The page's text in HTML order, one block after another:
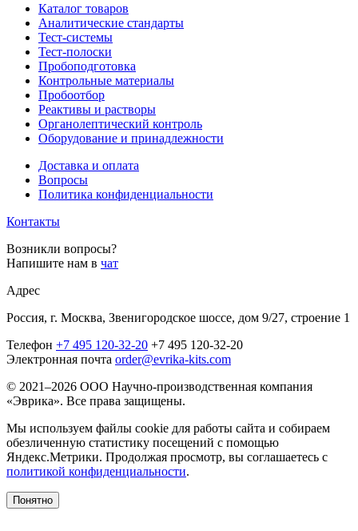
Каталог товаров
Аналитические стандарты
Тест-системы
Тест-полоски
Пробоподготовка
Контрольные материалы
Пробоотбор
Реактивы и растворы
Органолептический контроль
Оборудование и принадлежности
Доставка и оплата
Вопросы
Политика конфиденциальности
Контакты
Возникли вопросы?
Напишите нам в чат
Адрес
Россия, г. Москва, Звенигородское шоссе, дом 9/27, строение 1
Телефон +7 495 120-32-20 +7 495 120-32-20
Электронная почта order@evrika-kits.com
© 2021–2026 ООО Научно-производственная компания
«Эврика». Все права защищены.
Мы используем файлы cookie для работы сайта и собираем
обезличенную статистику посещений с помощью
Яндекс.Метрики. Продолжая просмотр, вы соглашаетесь с
политикой конфиденциальности.
Понятно